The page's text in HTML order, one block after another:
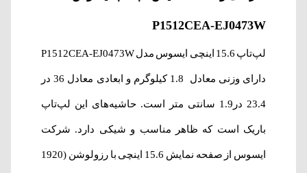
P1512CEA-EJ0473W
لپ‌تاپ 15.6 اینچی ایسوس مدل P1512CEA-EJ0473W
دارای وزنی معادل 1.8 کیلوگرم و ابعادی معادل 36 در
23.4 در1.9 سانتی متر است. حاشیه‌های این لپ‌تاپ
باریک است که ظاهر مناسب و شیکی دارد. شرکت
ایسوس از صفحه نمایش 15.6 اینچی با رزولوشن (1920